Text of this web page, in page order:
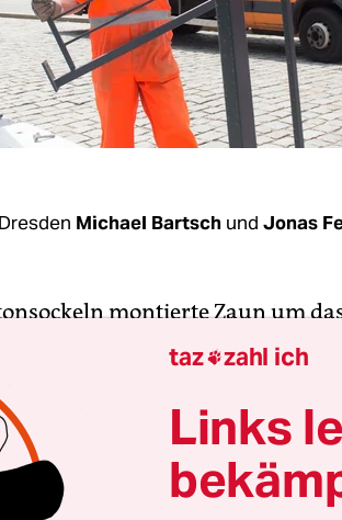
Michael Bartsch und Jonas
montierte Zaun um
ist noch vom G-7-
Mit Verzierungselementen passt
Zentrum an. Er soll von
Demonstranten von der
die in dem heute als
400 Polizisten sichern den
taz zahl ich
Links